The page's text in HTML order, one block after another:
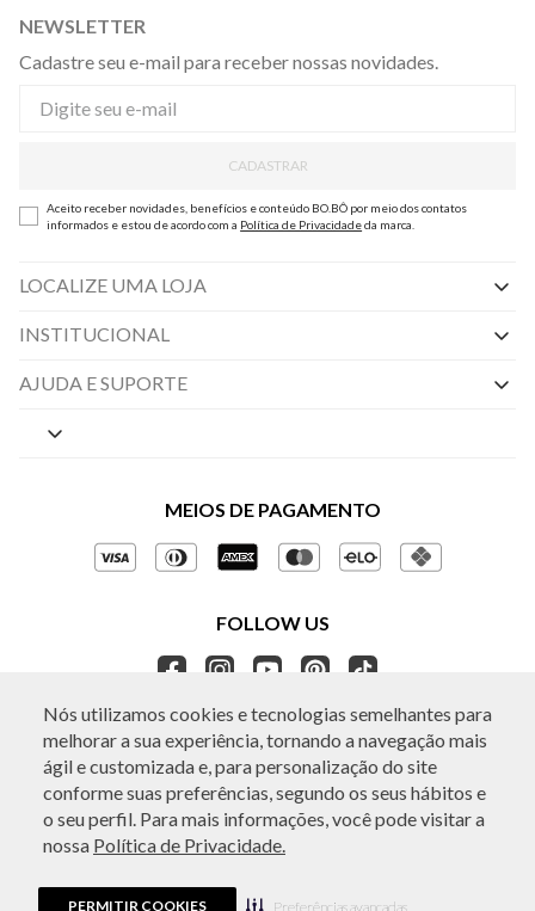
Nós utilizamos cookies e tecnologias semelhantes para
melhorar a sua experiência, tornando a navegação mais
ágil e customizada e, para personalização do site
conforme suas preferências, segundo os seus hábitos e
o seu perfil. Para mais informações, você pode visitar a
nossa Política de Privacidade.
PERMITIR COOKIES Preferências avançadas
NEWSLETTER
Cadastre seu e-mail para receber nossas novidades.
CADASTRAR
Aceito receber novidades, benefícios e conteúdo BO.BÔ por meio dos contatos
informados e estou de acordo com a Política de Privacidadeda marca.
LOCALIZE UMA LOJA
INSTITUCIONAL
Nossas Lojas
Políticas de Privacidade
Gestão de Privacidade
Ética e Sustentabilidade
Seja um Revendedor
APP BO.BÔ
AJUDA E SUPORTE
Central de Preferências
Perguntas frequentes
Regulamentos e Promoções
MEIOS DE PAGAMENTO
FOLLOW US
© Copyright 2026 - Todos os direitos reservados. A BO.BÔ reserva-se no
disponibilidade de estoque a qualquer momento.
Em caso de dúvidas:0800 440 2222.